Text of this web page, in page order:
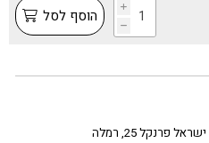
i
h הוסף לסל
ישראל פרנקל 25, רמלה